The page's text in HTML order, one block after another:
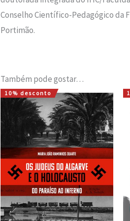
Conselho Científico-Pedagógico da
Portimão.
Também pode gostar…
10% desconto
O
preço
original
era:
20,00 €.
O
preço
atual
é:
18,00 €.